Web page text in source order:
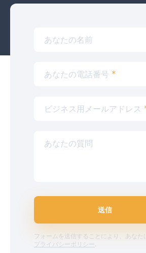
あなたの名前
あなたの電話番号 *
ビジネス用メールアドレス
あなたの質問
送信
フォームを送信することにより、あなた
プライバシーポリシー.